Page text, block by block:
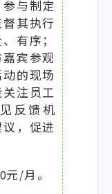
与制定
其执行
有序；
宾参观
的现场
注员工
反馈机
，促进
/月。